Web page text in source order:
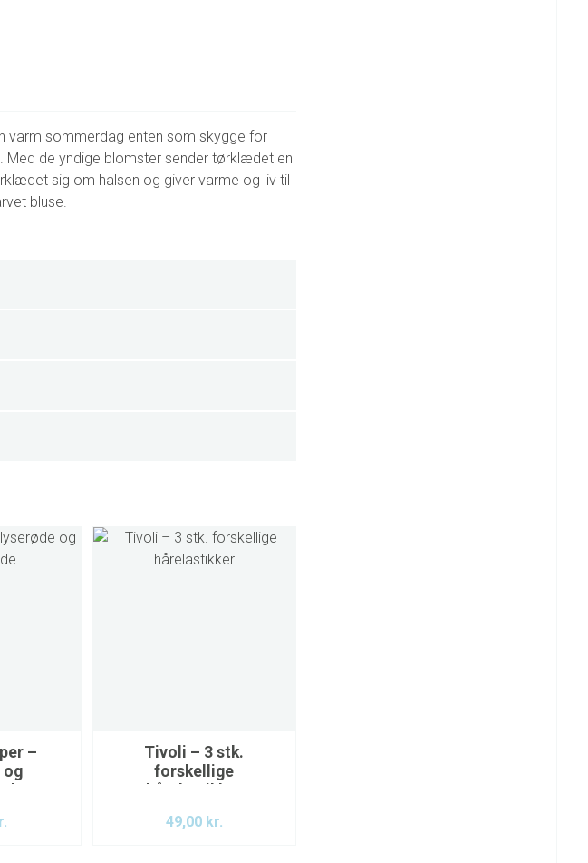
varm sommerdag enten som skygge for
Med de yndige blomster sender tørklædet en
sig om halsen og giver varme og liv til
bluse.
–
og
Tivoli – 3 stk.
forskellige
49,00 kr.